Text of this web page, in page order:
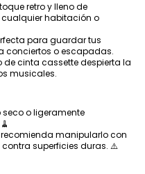
retro y lleno de
habitación o
para guardar tus
conciertos o escapadas.
de cinta cassette despierta la
musicales.
o ligeramente
manipularlo con
superficies duras. ⚠️